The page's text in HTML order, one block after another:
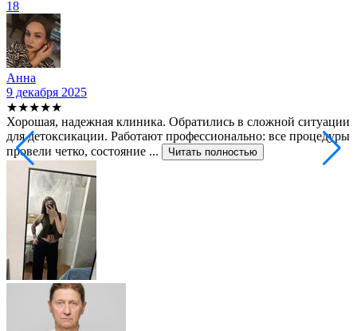
18
Анна
9 декабря 2025
★★★★★
Хорошая, надежная клиника. Обратились в сложной ситуации
для детоксикации. Работают профессионально: все процедуры
провели четко, состояние ...
Читать полностью